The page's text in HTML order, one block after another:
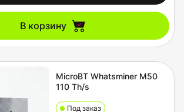
В корзину
MicroBT Whatsminer M50
110 Th/s
Под заказ